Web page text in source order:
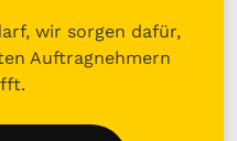
wir sorgen dafür,
Auftragnehmern